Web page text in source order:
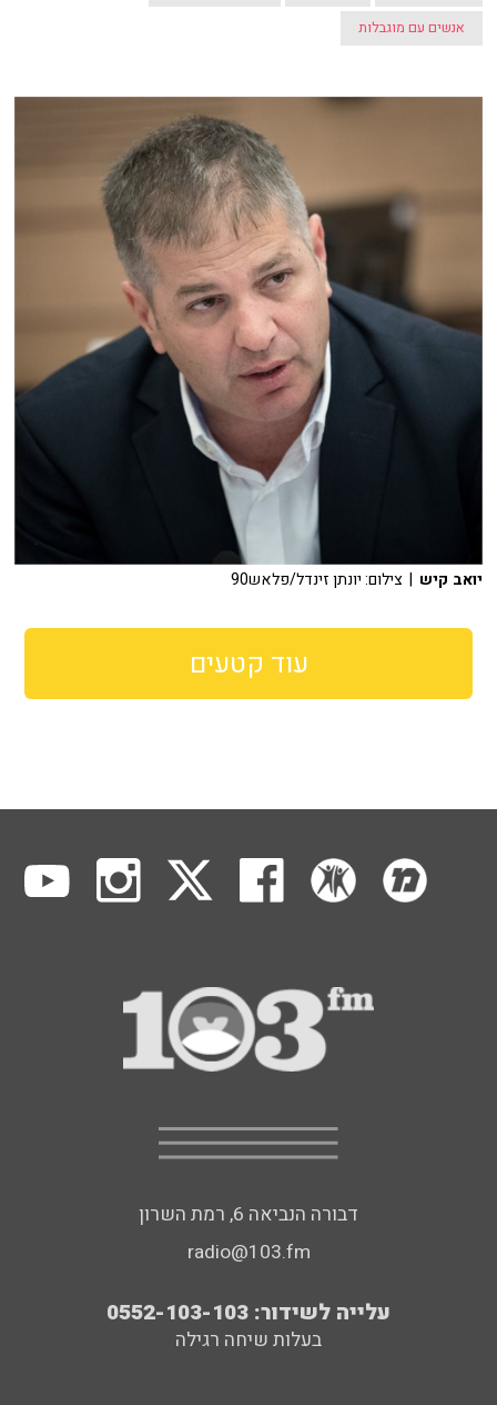
אנשים עם מוגבלות
יואב קיש | צילום: יונתן זינדל/פלאש90
עוד קטעים
דבורה הנביאה 6, רמת השרון
radio@103.fm
עלייה לשידור: 0552-103-103
בעלות שיחה רגילה